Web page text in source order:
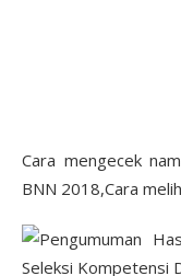
Cara mengecek
BNN 2018,Cara